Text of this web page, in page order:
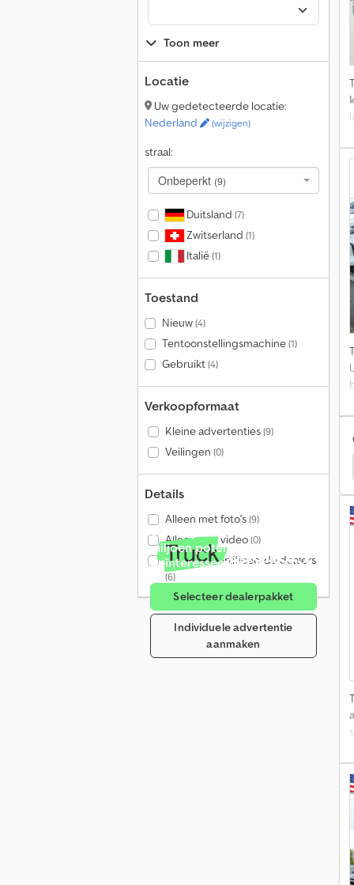
Toon meer
Locatie
Uw gedetecteerde locatie:
Nederland
(wijzigen)
straal:
Onbeperkt (9)
Duitsland (7)
Zwitserland (1)
Italië(1)
Toestand
Nieuw(4)
Tentoonstellingsmachine(1)
Gebruikt(4)
Verkoopformaat
Kleine advertenties(9)
Veilingen (0)
Details
Alleen met foto's(9)
Alleen met video(0)
Alleen gecertificeerde dealers
(6)
Verkoop aan meer dan 4
miljoen potentiële
geïnteresseerde per maand.
Selecteer dealerpakket
Individuele advertentie
aanmaken